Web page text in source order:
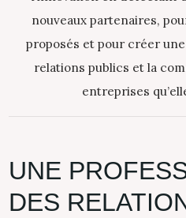
nouveaux partenaires,
proposés et pour créer
relations publics et la
entreprises
UNE
DES